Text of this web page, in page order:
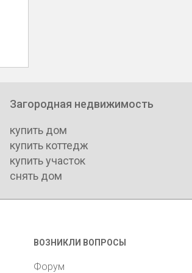
Загородная недвижимость
купить дом
купить коттедж
купить участок
снять дом
ВОЗНИКЛИ ВОПРОСЫ
Форум